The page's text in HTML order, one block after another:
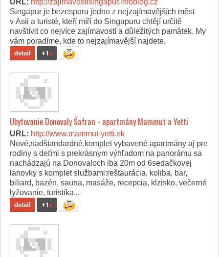
URL: http://zajimavostisingapur.infoblog.cz
Singapur je bezesporu jedno z nejzajímavějších měst
v Asii a turisté, kteří míří do Singapuru chtějí určitě
navštívit co nejvíce zajímavostí a důležitých památek. My
vám poradíme, kde to nejzajímavější najdete.
detail +1e
Ubytovanie Donovaly Šafran - apartmány Mammut a Yetti
URL: http://www.mammut-yetti.sk
Nové,nadštandardné,komplet vybavené apartmány aj pre
rodiny s deťmi s prekrásnym výhľadom na panorámu sa
nachádzajú na Donovaloch iba 20m od 6sedačkovej
lanovky s komplet službami:reštaurácia, koliba, bar,
biliard, bazén, sauna, masáže, recepcia, klzisko, večerné
lyžovanie, turistika...
detail +1e